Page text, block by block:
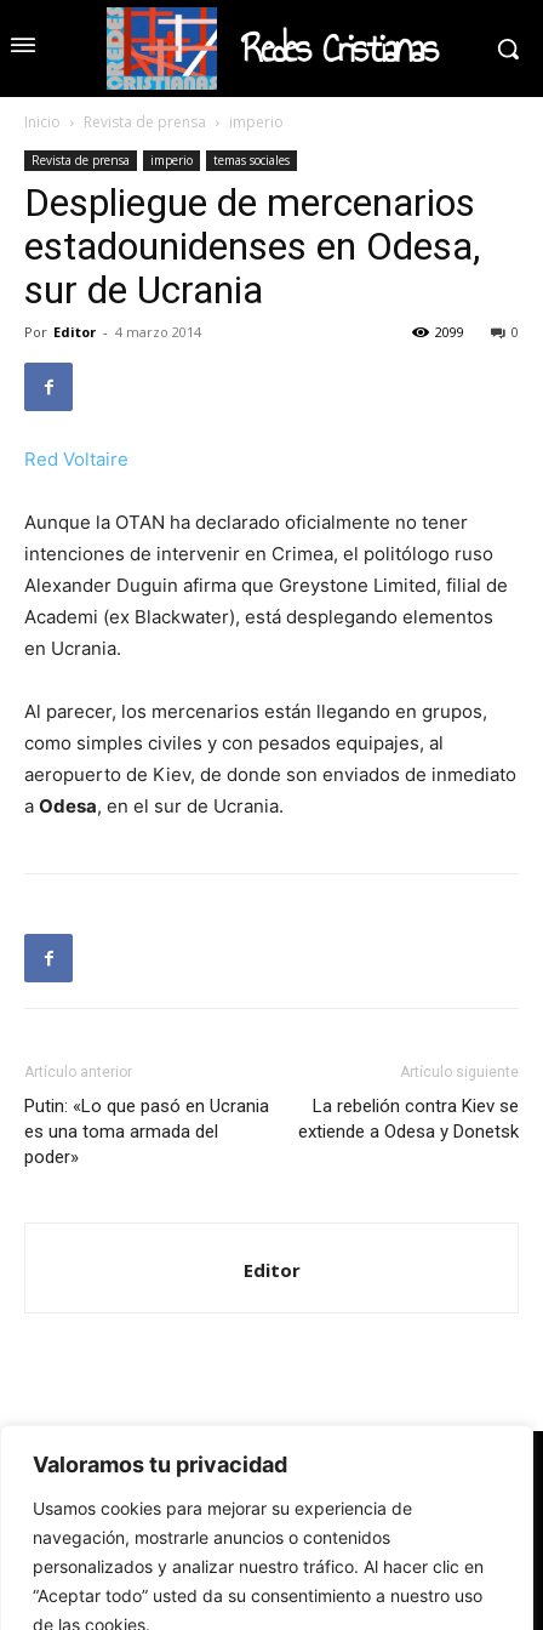
Valoramos tu privacidad
Usamos cookies para mejorar su experiencia de
navegación, mostrarle anuncios o contenidos
personalizados y analizar nuestro tráfico. Al hacer clic en
“Aceptar todo” usted da su consentimiento a nuestro uso
de las cookies.
Redes Cristianas
Inicio Revista de prensa imperio
Revista de prensa imperio temas sociales
Despliegue de mercenarios
estadounidenses en Odesa,
sur de Ucrania
Por Editor - 4 marzo 2014 0
2099
Red Voltaire
Aunque la OTAN ha declarado oficialmente no tener
intenciones de intervenir en Crimea, el politólogo ruso
Alexander Duguin afirma que Greystone Limited, filial de
Academi (ex Blackwater), está desplegando elementos
en Ucrania.
Al parecer, los mercenarios están llegando en grupos,
como simples civiles y con pesados equipajes, al
aeropuerto de Kiev, de donde son enviados de inmediato
a Odesa, en el sur de Ucrania.
Artículo anterior
Putin: «Lo que pasó en Ucrania
es una toma armada del
poder»
Artículo siguiente
La rebelión contra Kiev se
extiende a Odesa y Donetsk
Editor
Redes Cristianas
Una mirada alternativa sobre la Iglesia católica y la sociedad
- Colectivos de Redes Cristianas